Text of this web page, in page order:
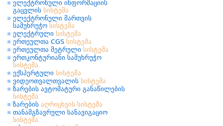
ელექტრონული ინფორმაციის
გაცვლის სისტემა
ელექტრონული მართვის
სამუხრუჭო სისტემა
ელექტრული სისტემა
ერთეულთა CGS სისტემა
ერთეულთა მეტრული სისტემა
ერთკონტურიანი სამუხრუჭო
სისტემა
ექსპერტული სისტემა
ვიდეოთვალთვალის სისტემა
ზარების ავტომატური განაწილების
სისტემა
ზარების აღრიცხვის სისტემა
თანამგზავრული სანავიგაციო
სისტემა